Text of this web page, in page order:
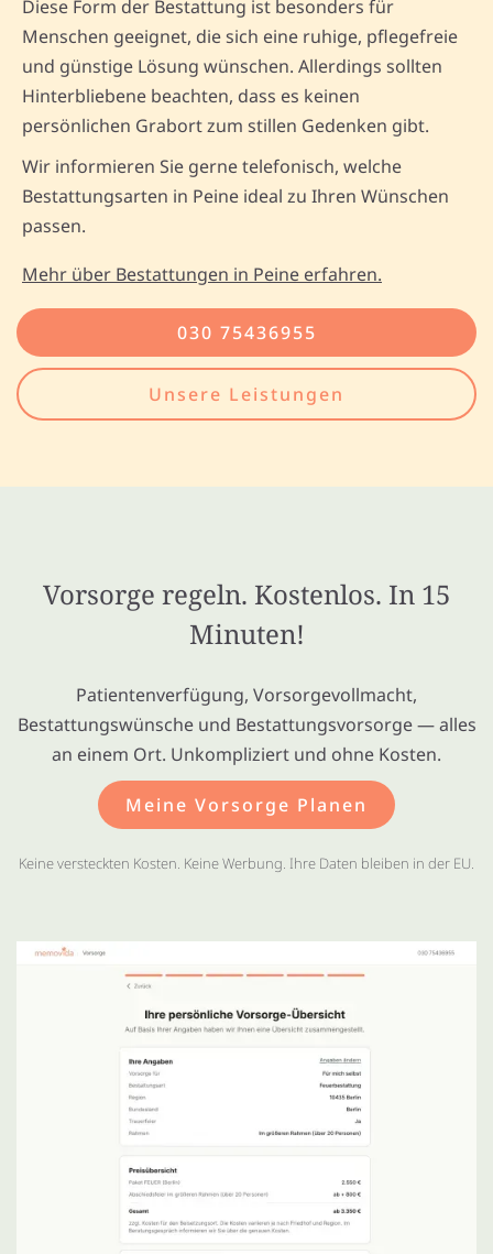
Diese Form der Bestattung ist besonders für
Menschen geeignet, die sich eine ruhige, pflegefreie
und günstige Lösung wünschen. Allerdings sollten
Hinterbliebene beachten, dass es keinen
persönlichen Grabort zum stillen Gedenken gibt.
Wir informieren Sie gerne telefonisch, welche
Bestattungsarten in Peine ideal zu Ihren Wünschen
passen.
Mehr über Bestattungen in Peine erfahren.
030 75436955
Unsere Leistungen
Vorsorge regeln. Kostenlos. In 15
Minuten!
Patientenverfügung, Vorsorgevollmacht,
Bestattungswünsche und Bestattungsvorsorge — alles
an einem Ort. Unkompliziert und ohne Kosten.
Meine Vorsorge Planen
Keine versteckten Kosten. Keine Werbung. Ihre Daten bleiben in der EU.